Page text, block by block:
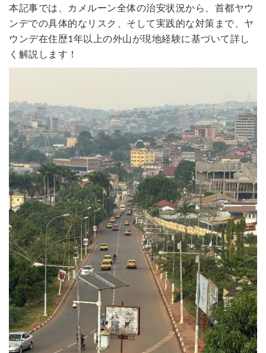
本記事では、カメルーン全体の治安状況から、首都ヤウ
ンデでの具体的なリスク、そして実践的な対策まで、ヤ
ウンデ在住歴1年以上の外山が現地経験に基づいて詳し
く解説します！